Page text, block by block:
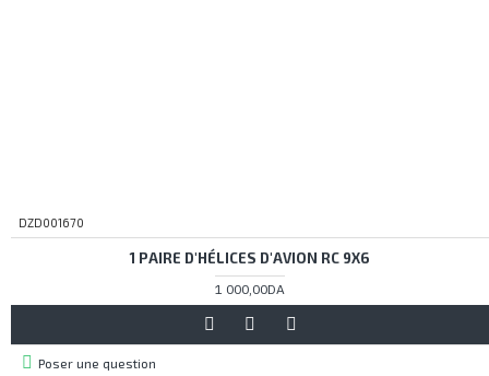
DZD001670
1 PAIRE D'HÉLICES D'AVION RC 9X6
1 000,00DA
Poser une question